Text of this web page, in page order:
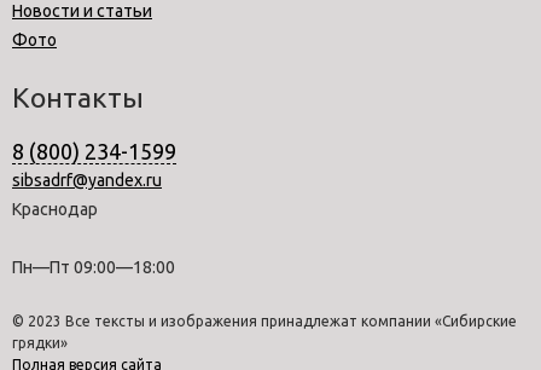
Новости и статьи
Фото
Контакты
8 (800) 234-1599
sibsadrf@yandex.ru
Краснодар
Пн—Пт 09:00—18:00
© 2023 Все тексты и изображения принадлежат компании «Сибирские
грядки»
Полная версия сайта